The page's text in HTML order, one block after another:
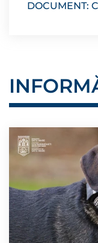
DOCUMENT: